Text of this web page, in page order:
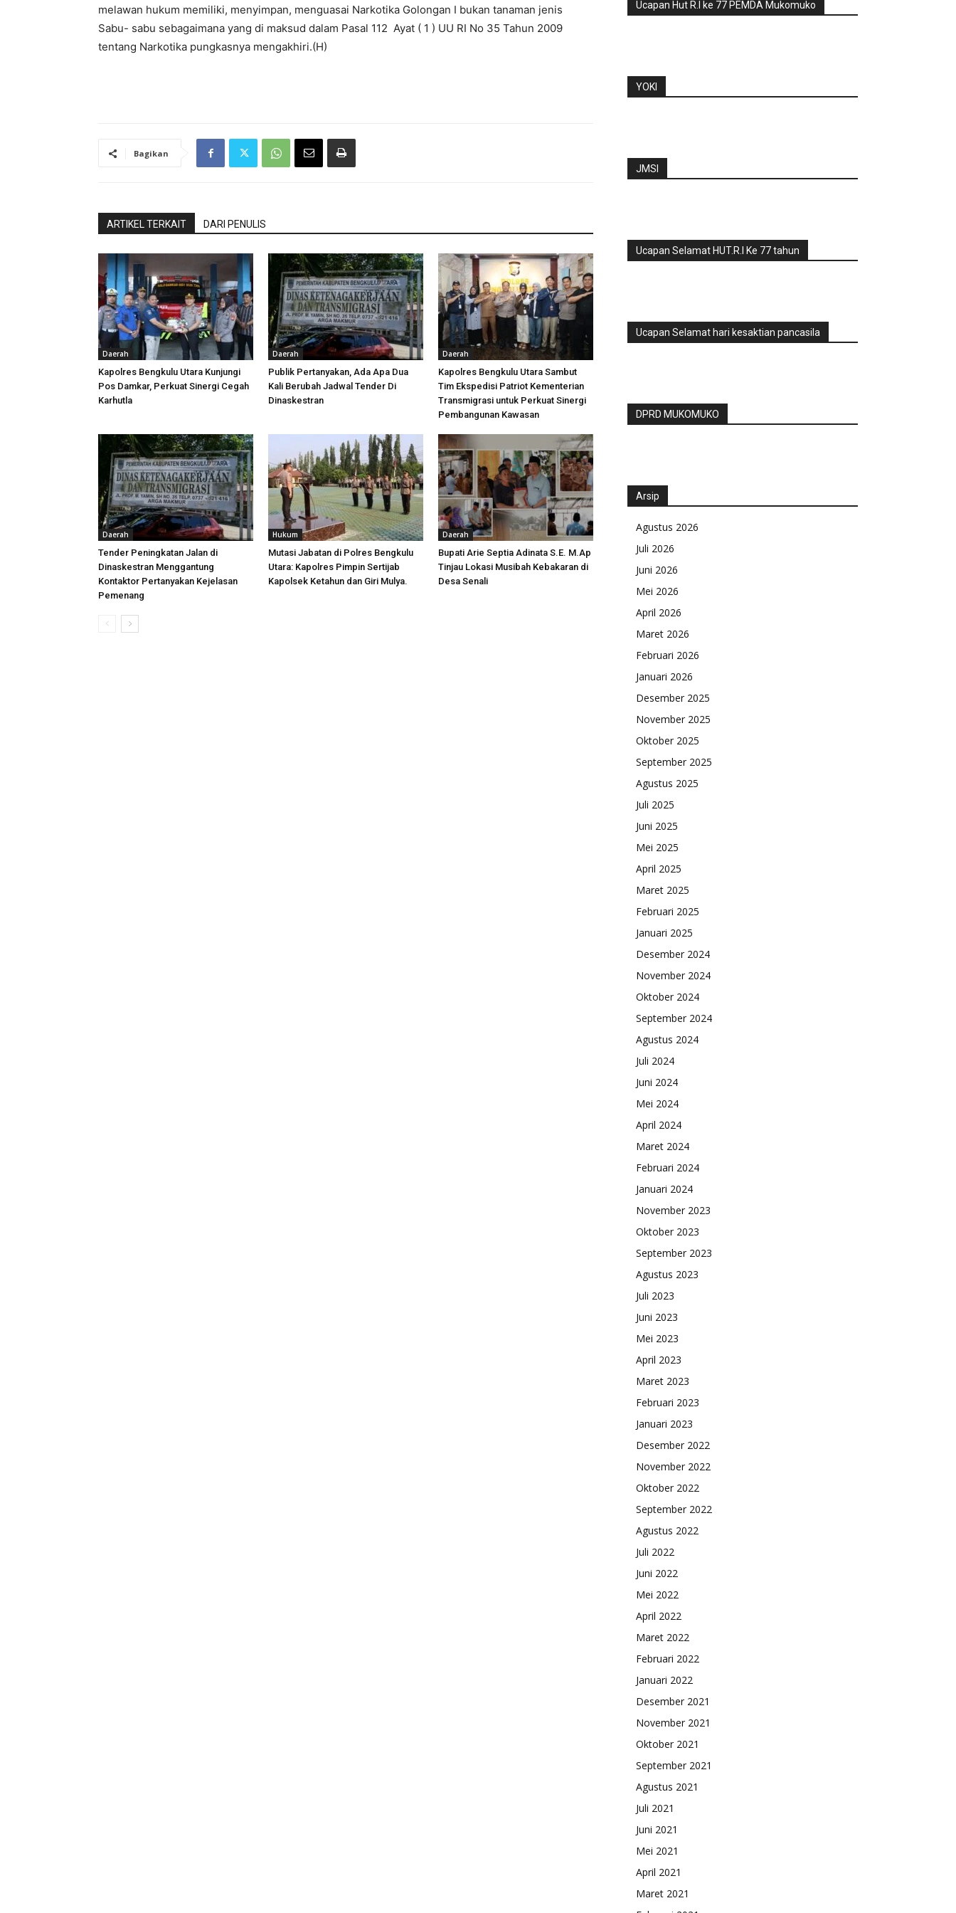
melawan hukum memiliki, menyimpan, menguasai Narkotika Golongan I bukan tanaman jenis
Sabu- sabu sebagaimana yang di maksud dalam Pasal 112 Ayat ( 1 ) UU RI No 35 Tahun 2009
tentang Narkotika pungkasnya mengakhiri.(H)
Bagikan
ARTIKEL TERKAIT DARI PENULIS
Daerah
Kapolres Bengkulu Utara Kunjungi
Pos Damkar, Perkuat Sinergi Cegah
Karhutla
Daerah
Publik Pertanyakan, Ada Apa Dua
Kali Berubah Jadwal Tender Di
Dinaskestran
Daerah
Kapolres Bengkulu Utara Sambut
Tim Ekspedisi Patriot Kementerian
Transmigrasi untuk Perkuat Sinergi
Pembangunan Kawasan
Daerah
Tender Peningkatan Jalan di
Dinaskestran Menggantung
Kontaktor Pertanyakan Kejelasan
Pemenang
Hukum
Mutasi Jabatan di Polres Bengkulu
Utara: Kapolres Pimpin Sertijab
Kapolsek Ketahun dan Giri Mulya.
Daerah
Bupati Arie Septia Adinata S.E. M.Ap
Tinjau Lokasi Musibah Kebakaran di
Desa Senali
Ucapan Hut R.I ke 77 PEMDA Mukomuko
YOKI
JMSI
Ucapan Selamat HUT.R.I Ke 77 tahun
Ucapan Selamat hari kesaktian pancasila
DPRD MUKOMUKO
Arsip
Agustus 2026
Juli 2026
Juni 2026
Mei 2026
April 2026
Maret 2026
Februari 2026
Januari 2026
Desember 2025
November 2025
Oktober 2025
September 2025
Agustus 2025
Juli 2025
Juni 2025
Mei 2025
April 2025
Maret 2025
Februari 2025
Januari 2025
Desember 2024
November 2024
Oktober 2024
September 2024
Agustus 2024
Juli 2024
Juni 2024
Mei 2024
April 2024
Maret 2024
Februari 2024
Januari 2024
November 2023
Oktober 2023
September 2023
Agustus 2023
Juli 2023
Juni 2023
Mei 2023
April 2023
Maret 2023
Februari 2023
Januari 2023
Desember 2022
November 2022
Oktober 2022
September 2022
Agustus 2022
Juli 2022
Juni 2022
Mei 2022
April 2022
Maret 2022
Februari 2022
Januari 2022
Desember 2021
November 2021
Oktober 2021
September 2021
Agustus 2021
Juli 2021
Juni 2021
Mei 2021
April 2021
Maret 2021